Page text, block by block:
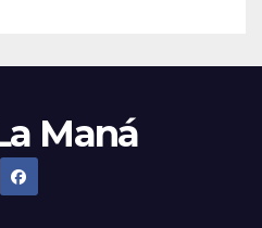
Maná